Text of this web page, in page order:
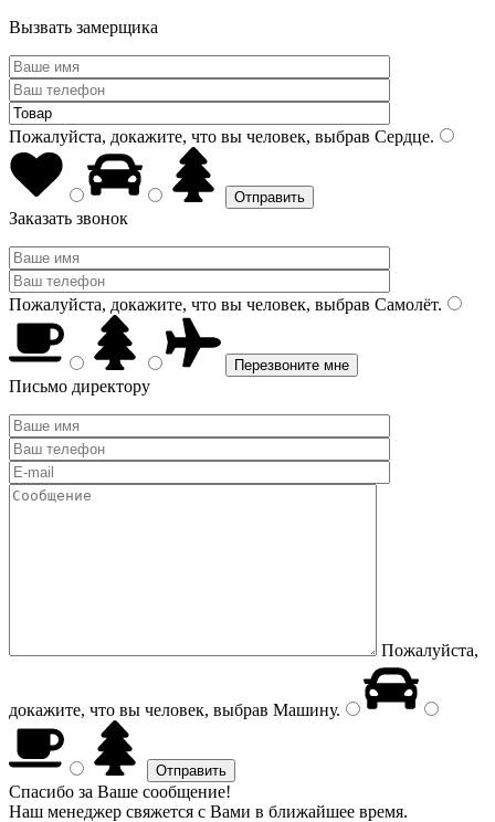
Вызвать замерщика
Пожалуйста, докажите, что вы человек, выбрав Сердце.
Заказать звонок
Пожалуйста, докажите, что вы человек, выбрав Самолёт.
Письмо директору
Пожалуйста,
докажите, что вы человек, выбрав Машину.
Спасибо за Ваше сообщение!
Наш менеджер свяжется с Вами в ближайшее время.